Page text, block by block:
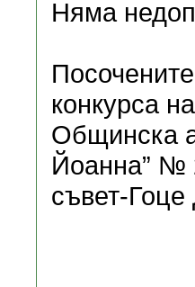
Няма
конкурса
Общинска
Йоанна” №
съвет-Гоце